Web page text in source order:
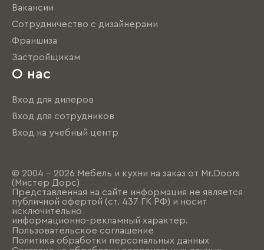
Вакансии
Сотрудничество с дизайнерами
Франшиза
Застройщикам
О нас
Вход для дилеров
Вход для сотрудников
Вход на учебный центр
© 2004 - 2026 Мебель и кухни на заказ от Mr.Doors
(Мистер Дорс)
Представленная на сайте информация не является
публичной офертой (ст. 437 ГК РФ) и носит
исключительно
информационно-рекламный характер.
Пользовательское соглашение
Политика обработки персональных данных